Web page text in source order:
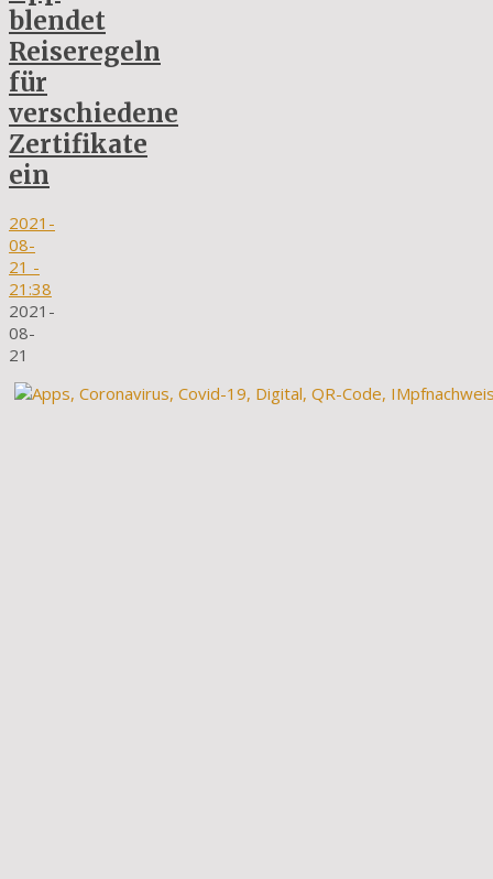
blendet
Reiseregeln
für
verschiedene
Zertifikate
ein
2021-
08-
21 -
21:38
2021-
08-
21